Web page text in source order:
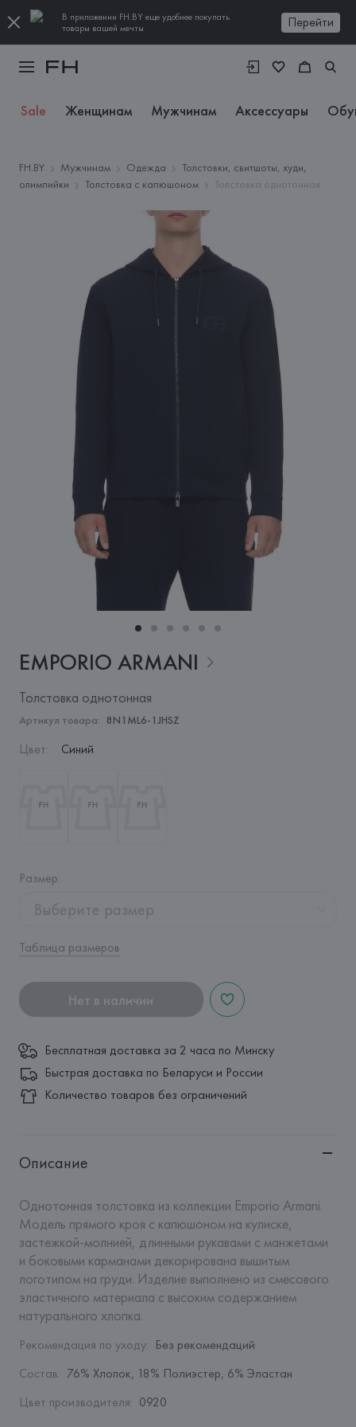
В приложении FH.BY еще удобнее покупать
товары вашей мечты
Перейти
Sale Женщинам Мужчинам Аксессуары
FH.BY Мужчинам Одежда
Толстовки, свитшоты, худи,
олимпийки
Толстовка с капюшоном Толстовка однотонная
EMPORIO ARMANI
Толстовка однотонная
Артикул товара: 8N1ML6-1JHSZ
Цвет: Синий
Размер:
Выберите размер
Таблица размеров
Нет в наличии
Бесплатная доставка за 2 часа по Минску
Быстрая доставка по Беларуси и России
Количество товаров без ограничений
Описание
Однотонная толстовка из коллекции Emporio Armani.
Модель прямого кроя с капюшоном на кулиске,
застежкой-молнией, длинными рукавами с манжетами
и боковыми карманами декорирована вышитым
логотипом на груди. Изделие выполнено из смесового
эластичного материала с высоким содержанием
натурального хлопка.
Рекомендация по уходу: Без рекомендаций
Состав: 76% Хлопок, 18% Полиэстер, 6% Эластан
Цвет производителя: 0920